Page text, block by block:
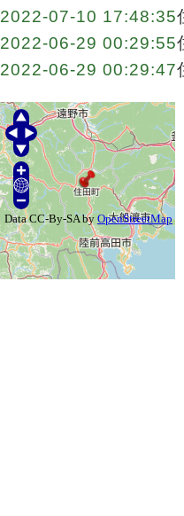
2022-07-10 17:48:35
2022-06-29 00:29:55
2022-06-29 00:29:47